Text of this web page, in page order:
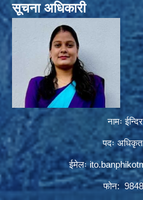
सूचना अधिकारी
नामः
पदः
ईमेलः
फोन: